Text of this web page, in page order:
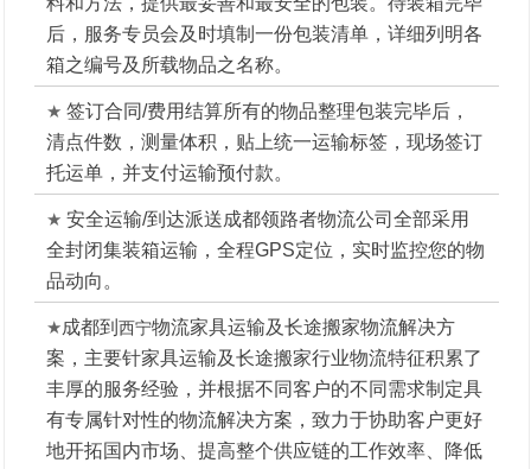
后，服务专员会及时填制一份包装清单，详细列明各
箱之编号及所载物品之名称。
★ 签订合同/费用结算所有的物品整理包装完毕后，
清点件数，测量体积，贴上统一运输标签，现场签订
托运单，并支付运输预付款。
★ 安全运输/到达派送成都领路者物流公司全部采用
全封闭集装箱运输，全程GPS定位，实时监控您的物
品动向。
★成都到 西宁物流家具运输及长途搬家物流解决方
案，主要针家具运输及长途搬家行业物流特征积累了
丰厚的服务经验，并根据不同客户的不同需求制定具
有专属针对性的物流解决方案，致力于协助客户更好
地开拓国内市场、提高整个供应链的工作效率、降低